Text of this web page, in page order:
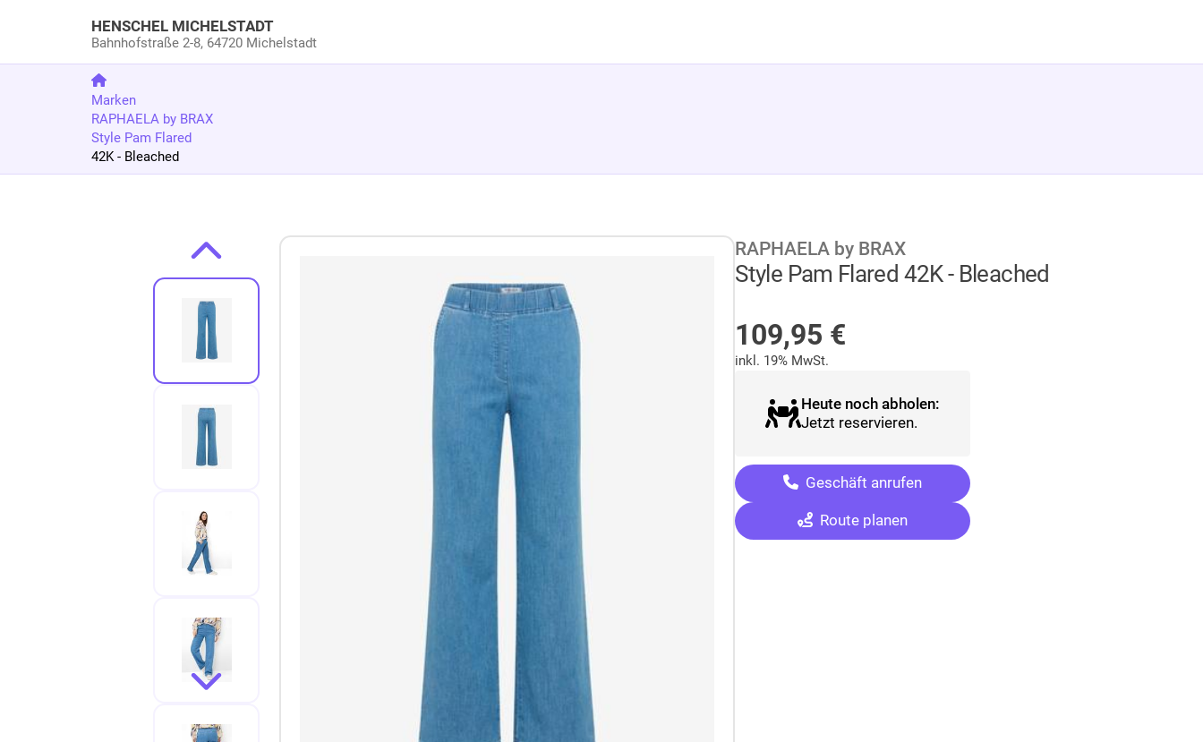
HENSCHEL MICHELSTADT
Bahnhofstraße 2-8, 64720 Michelstadt
Marken
RAPHAELA by BRAX
Style Pam Flared
42K - Bleached
Zur Produktbeschreibung springen RAPHAELA by BRAX
Style Pam Flared 42K - Bleached
109,95 €
inkl. 19% MwSt.
Heute noch abholen:
Jetzt reservieren.
Geschäft anrufen
Route planen